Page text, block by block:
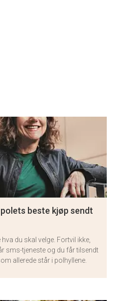
beste kjøp sendt
du skal velge. Fortvil ikke,
sms-tjeneste og du får tilsendt
allerede står i polhyllene.